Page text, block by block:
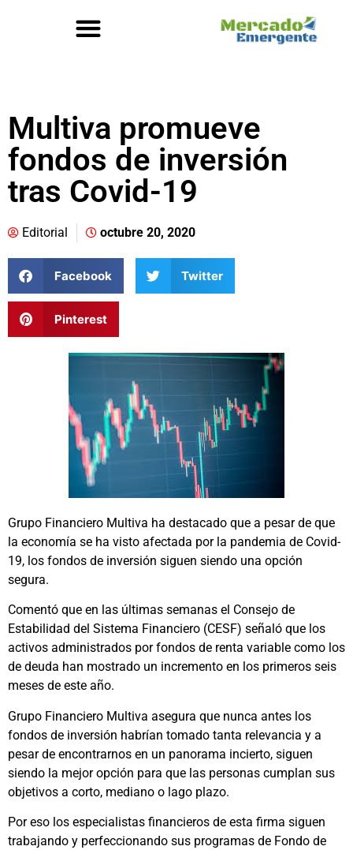
Multiva promueve
fondos de inversión
tras Covid-19
Editorial octubre 20, 2020
Facebook Twitter
Pinterest
Grupo Financiero Multiva ha destacado que a pesar de que
la economía se ha visto afectada por la pandemia de Covid-
19, los fondos de inversión siguen siendo una opción
segura.
Comentó que en las últimas semanas el Consejo de
Estabilidad del Sistema Financiero (CESF) señaló que los
activos administrados por fondos de renta variable como los
de deuda han mostrado un incremento en los primeros seis
meses de este año.
Grupo Financiero Multiva asegura que nunca antes los
fondos de inversión habrían tomado tanta relevancia y a
pesar de encontrarnos en un panorama incierto, siguen
siendo la mejor opción para que las personas cumplan sus
objetivos a corto, mediano o lago plazo.
Por eso los especialistas financieros de esta firma siguen
trabajando y perfeccionando sus programas de Fondo de